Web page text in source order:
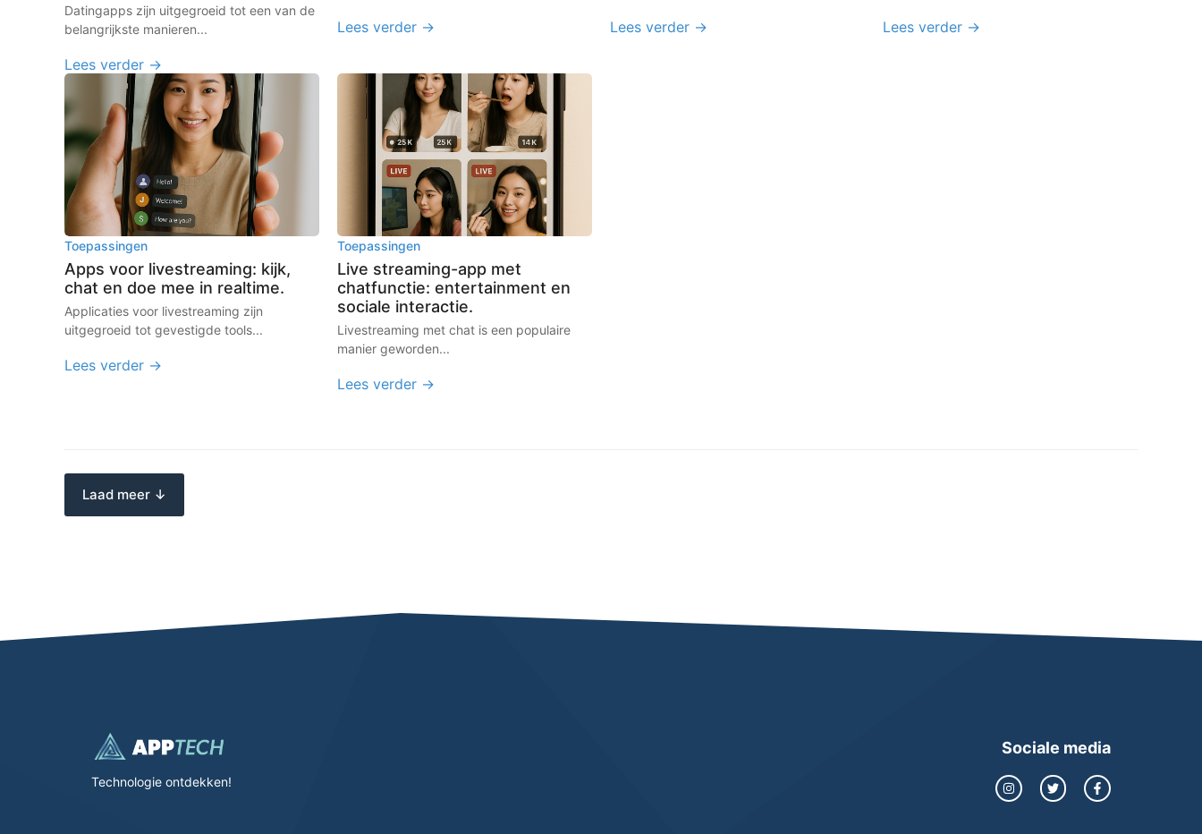
Datingapps zijn uitgegroeid tot een van de
belangrijkste manieren...
Lees verder →
Lees verder → Lees verder → Lees verder →
Toepassingen
Apps voor livestreaming: kijk,
chat en doe mee in realtime.
Applicaties voor livestreaming zijn
uitgegroeid tot gevestigde tools...
Lees verder →
Toepassingen
Live streaming-app met
chatfunctie: entertainment en
sociale interactie.
Livestreaming met chat is een populaire
manier geworden...
Lees verder →
Laad meer ↓
Technologie ontdekken!
Sociale media